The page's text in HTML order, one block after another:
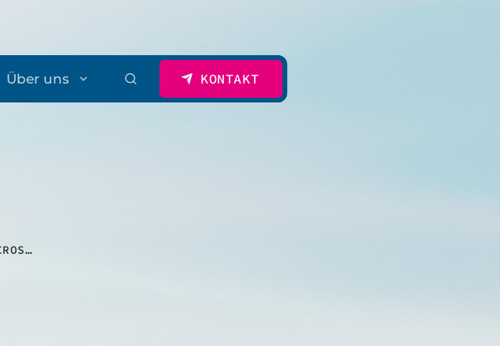
Über uns KONTAKT
MULTIMEDIA-ANZEIGEN BEI MICROSOFT ADVERTISING: EIN WICHTIGER BRAND-BOOSTER?